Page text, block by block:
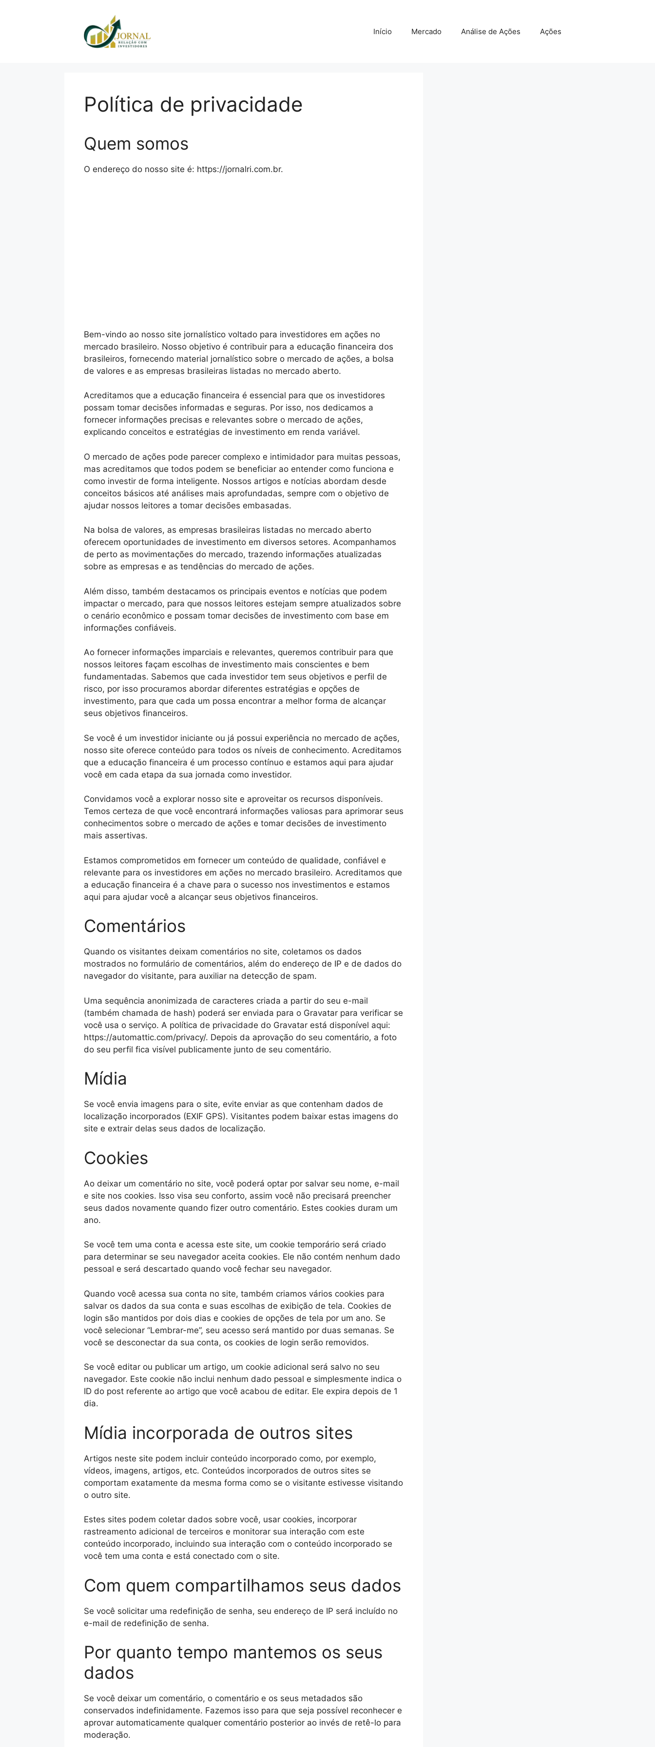
Início Mercado Análise de Ações Ações
Política de privacidade
Quem somos
O endereço do nosso site é: https://jornalri.com.br.
Bem-vindo ao nosso site jornalístico voltado para investidores em ações no
mercado brasileiro. Nosso objetivo é contribuir para a educação financeira dos
brasileiros, fornecendo material jornalístico sobre o mercado de ações, a bolsa
de valores e as empresas brasileiras listadas no mercado aberto.
Acreditamos que a educação financeira é essencial para que os investidores
possam tomar decisões informadas e seguras. Por isso, nos dedicamos a
fornecer informações precisas e relevantes sobre o mercado de ações,
explicando conceitos e estratégias de investimento em renda variável.
O mercado de ações pode parecer complexo e intimidador para muitas pessoas,
mas acreditamos que todos podem se beneficiar ao entender como funciona e
como investir de forma inteligente. Nossos artigos e notícias abordam desde
conceitos básicos até análises mais aprofundadas, sempre com o objetivo de
ajudar nossos leitores a tomar decisões embasadas.
Na bolsa de valores, as empresas brasileiras listadas no mercado aberto
oferecem oportunidades de investimento em diversos setores. Acompanhamos
de perto as movimentações do mercado, trazendo informações atualizadas
sobre as empresas e as tendências do mercado de ações.
Além disso, também destacamos os principais eventos e notícias que podem
impactar o mercado, para que nossos leitores estejam sempre atualizados sobre
o cenário econômico e possam tomar decisões de investimento com base em
informações confiáveis.
Ao fornecer informações imparciais e relevantes, queremos contribuir para que
nossos leitores façam escolhas de investimento mais conscientes e bem
fundamentadas. Sabemos que cada investidor tem seus objetivos e perfil de
risco, por isso procuramos abordar diferentes estratégias e opções de
investimento, para que cada um possa encontrar a melhor forma de alcançar
seus objetivos financeiros.
Se você é um investidor iniciante ou já possui experiência no mercado de ações,
nosso site oferece conteúdo para todos os níveis de conhecimento. Acreditamos
que a educação financeira é um processo contínuo e estamos aqui para ajudar
você em cada etapa da sua jornada como investidor.
Convidamos você a explorar nosso site e aproveitar os recursos disponíveis.
Temos certeza de que você encontrará informações valiosas para aprimorar seus
conhecimentos sobre o mercado de ações e tomar decisões de investimento
mais assertivas.
Estamos comprometidos em fornecer um conteúdo de qualidade, confiável e
relevante para os investidores em ações no mercado brasileiro. Acreditamos que
a educação financeira é a chave para o sucesso nos investimentos e estamos
aqui para ajudar você a alcançar seus objetivos financeiros.
Comentários
Quando os visitantes deixam comentários no site, coletamos os dados
mostrados no formulário de comentários, além do endereço de IP e de dados do
navegador do visitante, para auxiliar na detecção de spam.
Uma sequência anonimizada de caracteres criada a partir do seu e-mail
(também chamada de hash) poderá ser enviada para o Gravatar para verificar se
você usa o serviço. A política de privacidade do Gravatar está disponível aqui:
https://automattic.com/privacy/. Depois da aprovação do seu comentário, a foto
do seu perfil fica visível publicamente junto de seu comentário.
Mídia
Se você envia imagens para o site, evite enviar as que contenham dados de
localização incorporados (EXIF GPS). Visitantes podem baixar estas imagens do
site e extrair delas seus dados de localização.
Cookies
Ao deixar um comentário no site, você poderá optar por salvar seu nome, e-mail
e site nos cookies. Isso visa seu conforto, assim você não precisará preencher
seus dados novamente quando fizer outro comentário. Estes cookies duram um
ano.
Se você tem uma conta e acessa este site, um cookie temporário será criado
para determinar se seu navegador aceita cookies. Ele não contém nenhum dado
pessoal e será descartado quando você fechar seu navegador.
Quando você acessa sua conta no site, também criamos vários cookies para
salvar os dados da sua conta e suas escolhas de exibição de tela. Cookies de
login são mantidos por dois dias e cookies de opções de tela por um ano. Se
você selecionar “Lembrar-me”, seu acesso será mantido por duas semanas. Se
você se desconectar da sua conta, os cookies de login serão removidos.
Se você editar ou publicar um artigo, um cookie adicional será salvo no seu
navegador. Este cookie não inclui nenhum dado pessoal e simplesmente indica o
ID do post referente ao artigo que você acabou de editar. Ele expira depois de 1
dia.
Mídia incorporada de outros sites
Artigos neste site podem incluir conteúdo incorporado como, por exemplo,
vídeos, imagens, artigos, etc. Conteúdos incorporados de outros sites se
comportam exatamente da mesma forma como se o visitante estivesse visitando
o outro site.
Estes sites podem coletar dados sobre você, usar cookies, incorporar
rastreamento adicional de terceiros e monitorar sua interação com este
conteúdo incorporado, incluindo sua interação com o conteúdo incorporado se
você tem uma conta e está conectado com o site.
Com quem compartilhamos seus dados
Se você solicitar uma redefinição de senha, seu endereço de IP será incluído no
e-mail de redefinição de senha.
Por quanto tempo mantemos os seus
dados
Se você deixar um comentário, o comentário e os seus metadados são
conservados indefinidamente. Fazemos isso para que seja possível reconhecer e
aprovar automaticamente qualquer comentário posterior ao invés de retê-lo para
moderação.